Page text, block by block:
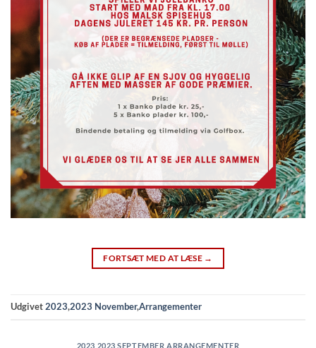
FORTSÆT MED AT LÆSE →
Udgivet2023,2023 November,Arrangementer
2023 2023 SEPTEMBER ARRANGEMENTER